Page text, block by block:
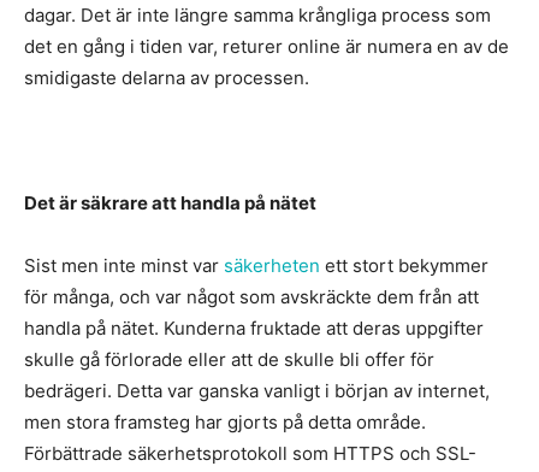
dagar. Det är inte längre samma krångliga process som
det en gång i tiden var, returer online är numera en av de
smidigaste delarna av processen.
Det är säkrare att handla på nätet
Sist men inte minst var säkerheten ett stort bekymmer
för många, och var något som avskräckte dem från att
handla på nätet. Kunderna fruktade att deras uppgifter
skulle gå förlorade eller att de skulle bli offer för
bedrägeri. Detta var ganska vanligt i början av internet,
men stora framsteg har gjorts på detta område.
Förbättrade säkerhetsprotokoll som HTTPS och SSL-